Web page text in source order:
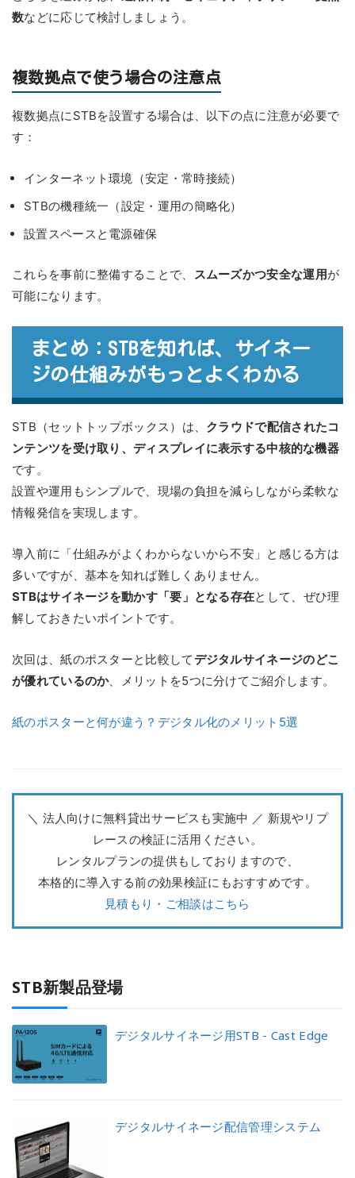
数などに応じて検討しましょう。
複数拠点で使う場合の注意点
複数拠点にSTBを設置する場合は、以下の点に注意が必要で
す：
インターネット環境（安定・常時接続）
STBの機種統一（設定・運用の簡略化）
設置スペースと電源確保
これらを事前に整備することで、 スムーズかつ安全な運用が
可能になります。
まとめ：STBを知れば、サイネー
ジの仕組みがもっとよくわかる
STB（セットトップボックス）は、 クラウドで配信されたコ
ンテンツを受け取り、ディスプレイに表示する中核的な機器
です。
設置や運用もシンプルで、現場の負担を減らしながら柔軟な
情報発信を実現します。
導入前に「仕組みがよくわからないから不安」と感じる方は
多いですが、基本を知れば難しくありません。
STBはサイネージを動かす「要」となる存在として、ぜひ理
解しておきたいポイントです。
次回は、紙のポスターと比較してデジタルサイネージのどこ
が優れているのか、メリットを5つに分けてご紹介します。
紙のポスターと何が違う？デジタル化のメリット5選
＼ 法人向けに無料貸出サービスも実施中 ／ 新規やリプ
レースの検証に活用ください。
レンタルプランの提供もしておりますので、
本格的に導入する前の効果検証にもおすすめです。
見積もり・ご相談はこちら
STB新製品登場
デジタルサイネージ用STB - Cast Edge
デジタルサイネージ配信管理システム